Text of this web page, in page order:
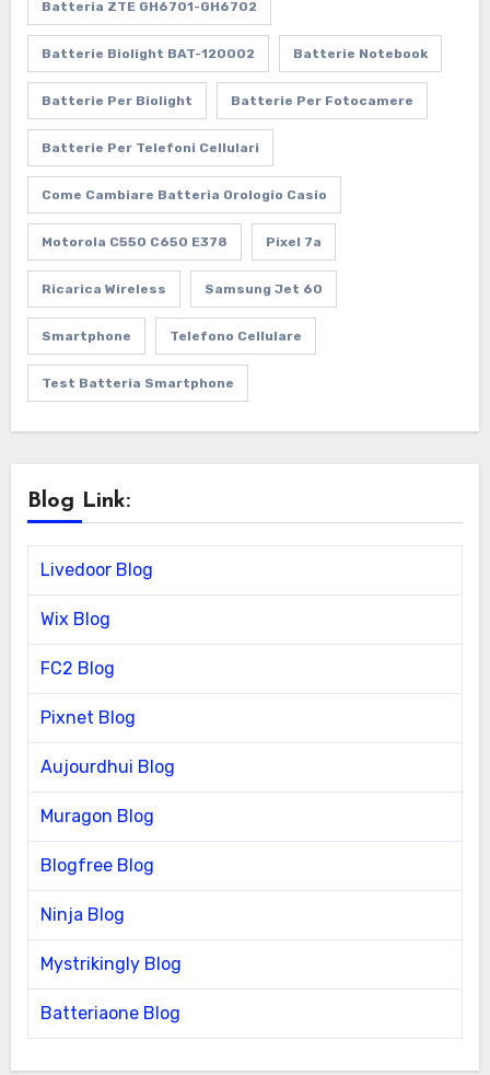
Batteria ZTE GH6701-GH6702
Batterie Biolight BAT-120002 Batterie Notebook
Batterie Per Biolight Batterie Per Fotocamere
Batterie Per Telefoni Cellulari
Come Cambiare Batteria Orologio Casio
Motorola C550 C650 E378 Pixel 7a
Ricarica Wireless Samsung Jet 60
Smartphone Telefono Cellulare
Test Batteria Smartphone
Blog Link:
Livedoor Blog
Wix Blog
FC2 Blog
Pixnet Blog
Aujourdhui Blog
Muragon Blog
Blogfree Blog
Ninja Blog
Mystrikingly Blog
Batteriaone Blog